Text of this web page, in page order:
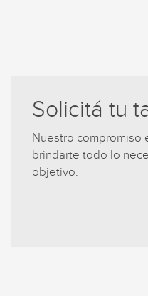
Solicitá tu
Nuestro compromiso
brindarte todo lo
objetivo.